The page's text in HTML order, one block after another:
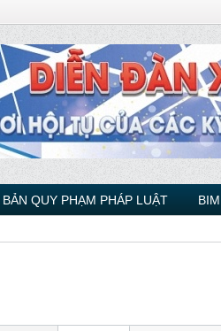
QUY PHẠM PHÁP LUẬT